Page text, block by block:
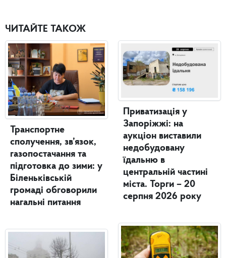
ЧИТАЙТЕ ТАКОЖ
Транспортне
сполучення, зв’язок,
газопостачання та
підготовка до зими: у
Біленьківській
громаді обговорили
нагальні питання
Приватизація у
Запоріжжі: на
аукціон виставили
недобудовану
їдальню в
центральній частині
міста. Торги – 20
серпня 2026 року